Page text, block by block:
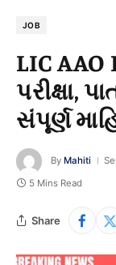
JOB
LIC
પરીક્ષા,
સંપૂર્ણ
By Mahiti
5 Mins Read
Share